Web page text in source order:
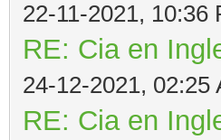
22-11-2021, 10:36
RE: Cia en
24-12-2021, 02:25
RE: Cia en